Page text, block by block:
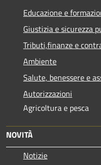
Educazione e
Giustizia e sicurezza
Tributi,finanze e
Ambiente
Salute, benessere e
Autorizzazioni
Agricoltura e pesca
NOVITÀ
Notizie